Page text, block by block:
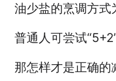
油少盐的烹调方式
普通人可尝试
那怎样才是正确的